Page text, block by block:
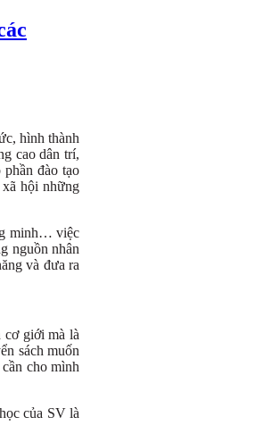
hình thành
cao dân trí,
đào tạo
hội những
minh… việc
nguồn nhân
và đưa ra
cơ giới mà là
sách muốn
cho mình
của SV là